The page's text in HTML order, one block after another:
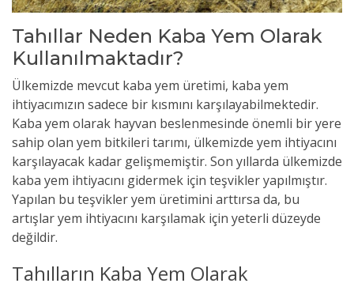
Tahıllar Neden Kaba Yem Olarak
Kullanılmaktadır?
Ülkemizde mevcut kaba yem üretimi, kaba yem
ihtiyacımızın sadece bir kısmını karşılayabilmektedir.
Kaba yem olarak hayvan beslenmesinde önemli bir yere
sahip olan yem bitkileri tarımı, ülkemizde yem ihtiyacını
karşılayacak kadar gelişmemiştir. Son yıllarda ülkemizde
kaba yem ihtiyacını gidermek için teşvikler yapılmıştır.
Yapılan bu teşvikler yem üretimini arttırsa da, bu
artışlar yem ihtiyacını karşılamak için yeterli düzeyde
değildir.
Tahılların Kaba Yem Olarak